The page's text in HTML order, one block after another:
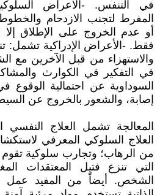
في التنفس. -الأعراض
المفرط لتجنب الازدحام
أو عدم الخروج على الإطلاق
فقط. -الأعراض الإدراكية تشمل:
والاستهزاء من قبل الآخرين مع
في التفكير في الكوارث
السوداوية عن احتمالية
إصابة، والشعور بالخروج عن
المعالجة تشمل العلاج النفسي
العلاج السلوكي المعرفي
من الرهاب؛ وتجارب سلوكية تقوم
التي تنزع فتيل المعتقدات
الشخص. أيضاً من المفيد عمل